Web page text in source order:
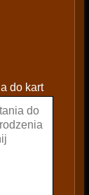
do kart